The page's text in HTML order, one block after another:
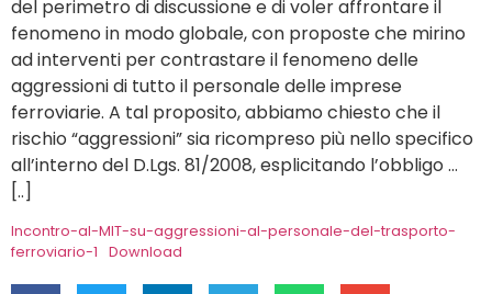
del perimetro di discussione e di voler affrontare il
fenomeno in modo globale, con proposte che mirino
ad interventi per contrastare il fenomeno delle
aggressioni di tutto il personale delle imprese
ferroviarie. A tal proposito, abbiamo chiesto che il
rischio “aggressioni” sia ricompreso più nello specifico
all’interno del D.Lgs. 81/2008, esplicitando l’obbligo …
[..]
Incontro-al-MIT-su-aggressioni-al-personale-del-trasporto-
ferroviario-1
Download